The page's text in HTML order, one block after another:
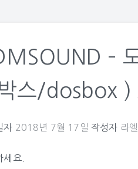
–
스/dosbox
자 2018년 7월 17일 작성자 라
세요.